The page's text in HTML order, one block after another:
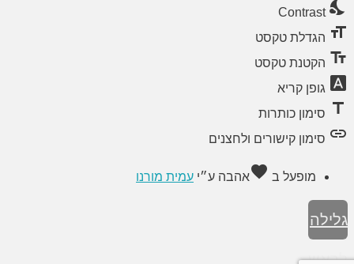
nights_stay
Contrast
format_size הגדלת טקסט
text_fields הקטנת טקסט
font_download גופן קריא
title סימון כותרות
link סימון קישורים ולחצנים
מופעל ב favoriteאהבה ע״י עמית מורנו
גלילה
לראש